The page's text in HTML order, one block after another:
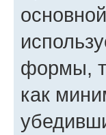
формы,
как